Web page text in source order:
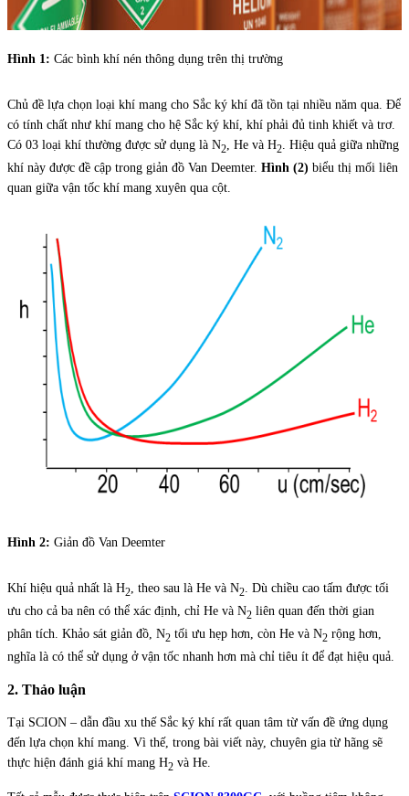
Hình 1: Các bình khí nén thông dụng trên thị trường
Chủ đề lựa chọn loại khí mang cho Sắc ký khí đã tồn tại nhiều năm qua. Để
có tính chất như khí mang cho hệ Sắc ký khí, khí phải đủ tinh khiết và trơ.
Có 03 loại khí thường được sử dụng là N2, He và H2. Hiệu quả giữa những
khí này được đề cập trong giản đồ Van Deemter. Hình (2) biểu thị mối liên
quan giữa vận tốc khí mang xuyên qua cột.
Hình 2: Giản đồ Van Deemter
Khí hiệu quả nhất là H2, theo sau là He và N2. Dù chiều cao tấm được tối
ưu cho cả ba nên có thể xác định, chỉ He và N2 liên quan đến thời gian
phân tích. Khảo sát giản đồ, N2 tối ưu hẹp hơn, còn He và N2 rộng hơn,
nghĩa là có thể sử dụng ở vận tốc nhanh hơn mà chỉ tiêu ít để đạt hiệu quả.
2. Thảo luận
Tại SCION – dẫn đầu xu thế Sắc ký khí rất quan tâm từ vấn đề ứng dụng
đến lựa chọn khí mang. Vì thế, trong bài viết này, chuyên gia từ hãng sẽ
thực hiện đánh giá khí mang H2 và He.